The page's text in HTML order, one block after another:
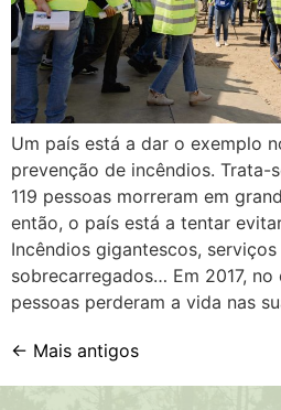
Um país está a dar o exemplo
prevenção de incêndios. Trata-
119 pessoas morreram em
então, o país está a tentar
Incêndios gigantescos,
sobrecarregados… Em 2017,
pessoas perderam a vida nas
← Mais antigos